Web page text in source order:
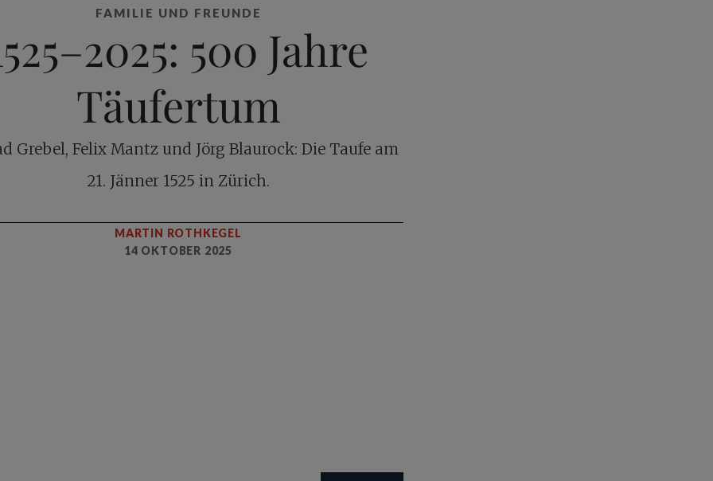
FAMILIE UND FREUNDE
500 Jahre
Täufertum
Grebel, Felix Mantz und Jörg Blaurock: Die Taufe am
21. Jänner 1525 in Zürich.
MARTIN ROTHKEGEL
14 OKTOBER 2025